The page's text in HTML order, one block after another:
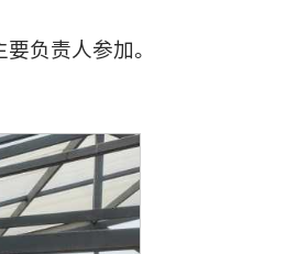
负责人参加。